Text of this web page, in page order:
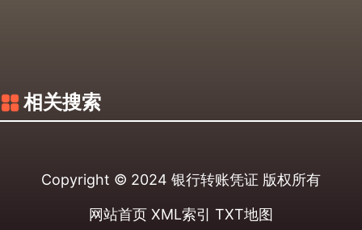
相关搜索
Copyright © 2024 银行转账凭证 版权所有
网站首页 XML索引 TXT地图